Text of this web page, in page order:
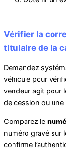
Vérifier la
titulaire de la
Demandez
véhicule pour
vendeur agit pour
de cession ou
Comparez le
numéro gravé sur
confirme